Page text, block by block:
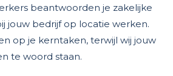
beantwoorden je zakelijke
jouw bedrijf op locatie werken.
op je kerntaken, terwijl wij jouw
te woord staan.